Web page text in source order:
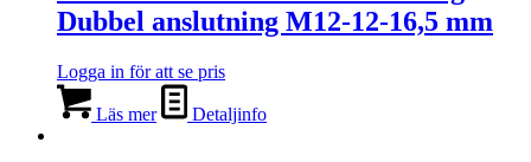
Dubbel anslutning M12-12-16,5 mm
Logga in för att se pris
Läs mer Detaljinfo